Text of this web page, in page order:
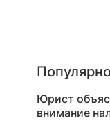
Юрист
внимание